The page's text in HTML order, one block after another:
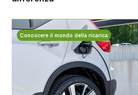
Conoscere il mondo della ricarica